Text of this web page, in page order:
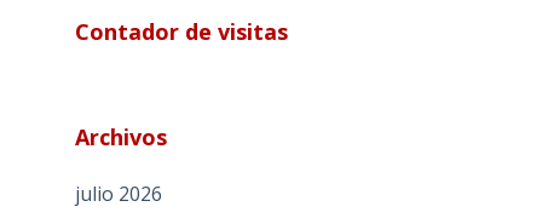
Contador de visitas
Archivos
julio 2026